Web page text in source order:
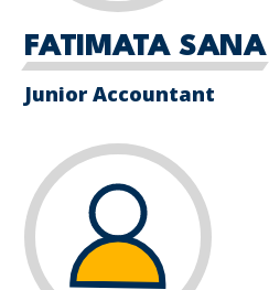
FATIMATA SANA
Junior Accountant